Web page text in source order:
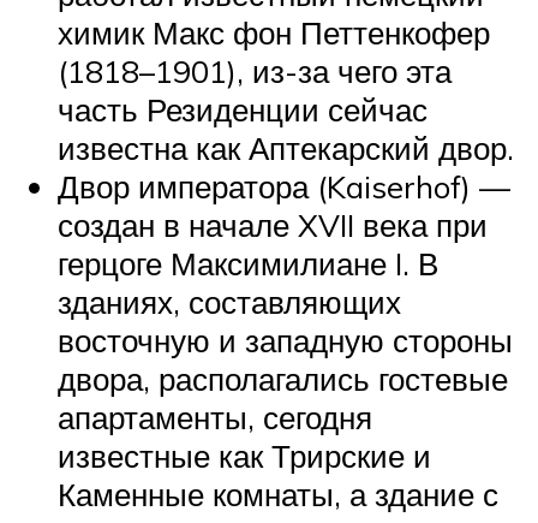
химик Макс фон Петтенкофер
(1818–1901), из-за чего эта
часть Резиденции сейчас
известна как Аптекарский двор.
Двор императора (Kaiserhof) —
создан в начале XVII века при
герцоге Максимилиане I. В
зданиях, составляющих
восточную и западную стороны
двора, располагались гостевые
апартаменты, сегодня
известные как Трирские и
Каменные комнаты, а здание с